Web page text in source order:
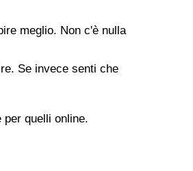
meglio. Non c'è nulla
Se invece senti che
quelli online.